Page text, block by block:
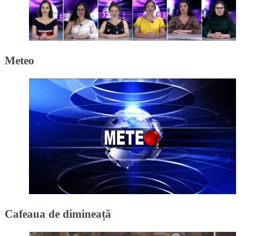
Meteo
Cafeaua de dimineață